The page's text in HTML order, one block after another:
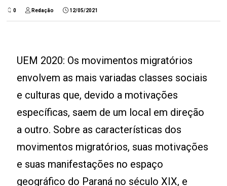
0 Redação 12/05/2021
UEM 2020: Os movimentos migratórios
envolvem as mais variadas classes sociais
e culturas que, devido a motivações
específicas, saem de um local em direção
a outro. Sobre as características dos
movimentos migratórios, suas motivações
e suas manifestações no espaço
geográfico do Paraná no século XIX, e